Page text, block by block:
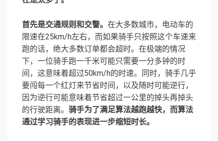
首先是交通规则和交警。 在大多数城市，电动车的
限速在25km/h左右，而如果骑手只按照这个车速来
跑的话，绝大多数订单都会超时。在极端的情况
下，一位骑手跑一千米可能只需要一分多钟的时
间，这意味着超过50km/h的时速。同时，骑手几乎
要闯每一个红灯来节省时间，以及随时可能逆行，
因为逆行可能意味着节省超过一公里的掉头再掉头
的行驶距离。 骑手为了满足算法越跑越快，而算法
通过学习骑手的表现进一步缩短时长。